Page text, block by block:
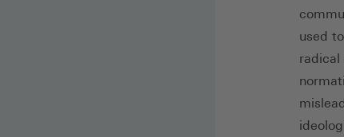
used
radical